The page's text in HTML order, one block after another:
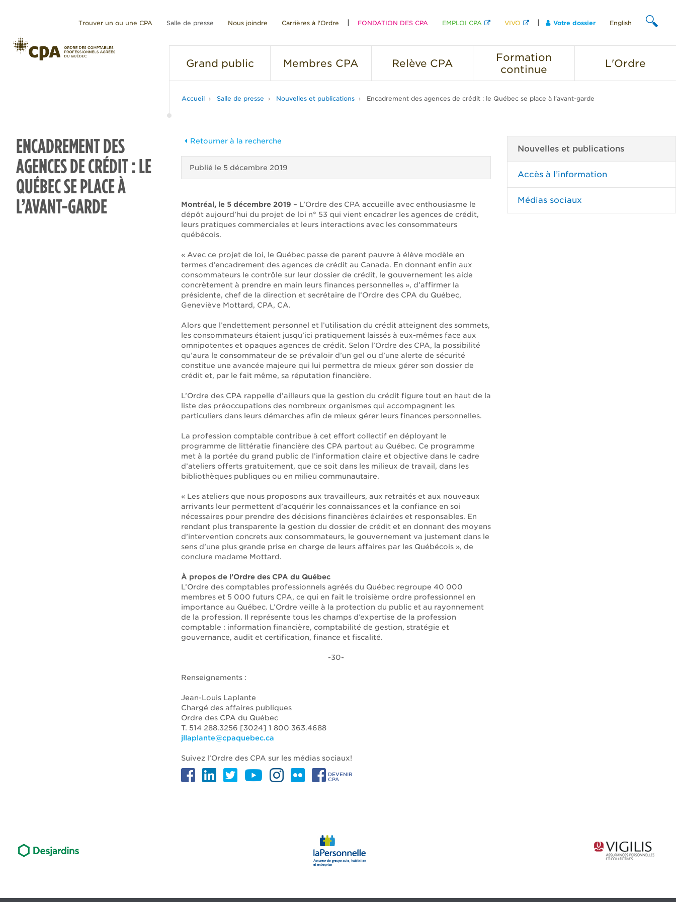
Trouver un ou une CPA Salle de presse Nous joindre Carrières à l'Ordre FONDATION DES CPA EMPLOI CPA VIVO Votre dossier English
Grand public Membres CPA Relève CPA
Formation
continue
L'Ordre
Accueil Salle de presse Nouvelles et publications Encadrement des agences de crédit : le Québec se place à l’avant-garde
ENCADREMENT DES
AGENCES DE CRÉDIT : LE
QUÉBEC SE PLACE À
L’AVANT-GARDE
Retourner à la recherche
Publié le 5 décembre 2019
Montréal, le 5 décembre 2019 – L’Ordre des CPA accueille avec enthousiasme le
dépôt aujourd’hui du projet de loi n° 53 qui vient encadrer les agences de crédit,
leurs pratiques commerciales et leurs interactions avec les consommateurs
québécois.
« Avec ce projet de loi, le Québec passe de parent pauvre à élève modèle en
termes d’encadrement des agences de crédit au Canada. En donnant enfin aux
consommateurs le contrôle sur leur dossier de crédit, le gouvernement les aide
concrètement à prendre en main leurs finances personnelles », d’affirmer la
présidente, chef de la direction et secrétaire de l’Ordre des CPA du Québec,
Geneviève Mottard, CPA, CA.
Alors que l’endettement personnel et l’utilisation du crédit atteignent des sommets,
les consommateurs étaient jusqu’ici pratiquement laissés à eux-mêmes face aux
omnipotentes et opaques agences de crédit. Selon l’Ordre des CPA, la possibilité
qu’aura le consommateur de se prévaloir d’un gel ou d’une alerte de sécurité
constitue une avancée majeure qui lui permettra de mieux gérer son dossier de
crédit et, par le fait même, sa réputation financière.
L’Ordre des CPA rappelle d’ailleurs que la gestion du crédit figure tout en haut de la
liste des préoccupations des nombreux organismes qui accompagnent les
particuliers dans leurs démarches afin de mieux gérer leurs finances personnelles.
La profession comptable contribue à cet effort collectif en déployant le
programme de littératie financière des CPA partout au Québec. Ce programme
met à la portée du grand public de l’information claire et objective dans le cadre
d’ateliers offerts gratuitement, que ce soit dans les milieux de travail, dans les
bibliothèques publiques ou en milieu communautaire.
« Les ateliers que nous proposons aux travailleurs, aux retraités et aux nouveaux
arrivants leur permettent d’acquérir les connaissances et la confiance en soi
nécessaires pour prendre des décisions financières éclairées et responsables. En
rendant plus transparente la gestion du dossier de crédit et en donnant des moyens
d’intervention concrets aux consommateurs, le gouvernement va justement dans le
sens d’une plus grande prise en charge de leurs affaires par les Québécois », de
conclure madame Mottard.
À propos de l’Ordre des CPA du Québec
L’Ordre des comptables professionnels agréés du Québec regroupe 40 000
membres et 5 000 futurs CPA, ce qui en fait le troisième ordre professionnel en
importance au Québec. L’Ordre veille à la protection du public et au rayonnement
de la profession. Il représente tous les champs d’expertise de la profession
comptable : information financière, comptabilité de gestion, stratégie et
gouvernance, audit et certification, finance et fiscalité.
-30-
Renseignements :
Jean-Louis Laplante
Chargé des affaires publiques
Ordre des CPA du Québec
T. 514 288.3256 [3024] 1 800 363.4688
jllaplante@cpaquebec.ca
Suivez l’Ordre des CPA sur les médias sociaux!
DEVENIR
CPA
Nouvelles et publications
Accès à l’information
Médias sociaux